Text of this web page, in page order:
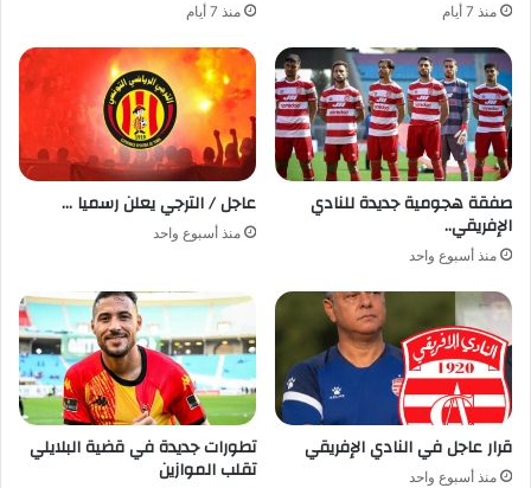
منذ 7 أيام منذ 7 أيام
صفقة هجومية جديدة للنادي
الإفريقي..
منذ أسبوع واحد
عاجل / الترجي يعلن رسميا …
منذ أسبوع واحد
قرار عاجل في النادي الإفريقي
منذ أسبوع واحد
تطورات جديدة في قضية البلايلي
تقلب الموازين